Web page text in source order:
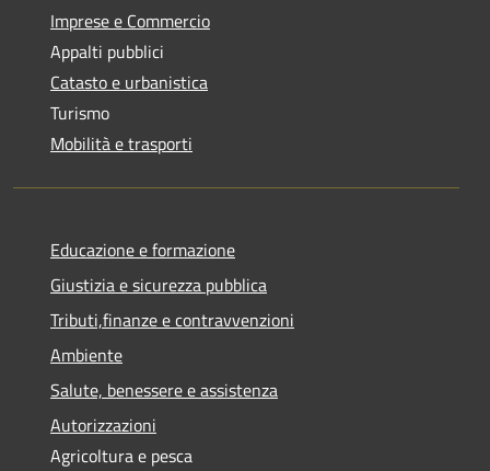
Imprese e Commercio
Appalti pubblici
Catasto e urbanistica
Turismo
Mobilità e trasporti
Educazione e formazione
Giustizia e sicurezza pubblica
Tributi,finanze e contravvenzioni
Ambiente
Salute, benessere e assistenza
Autorizzazioni
Agricoltura e pesca